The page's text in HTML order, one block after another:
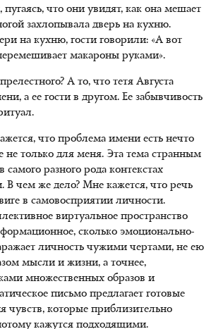
что они увидят, как она мешает
захлопывала дверь на кухню.
на кухню, гости говорили: «А вот
макароны руками».
А то, что тетя Августа
а ее гости в другом. Ее забывчивость
что проблема имени есть нечто
не только для меня. Эта тема странным
самого разного рода контекстах
В чем же дело? Мне кажется, что речь
в самовосприятии личности.
виртуальное пространство
сколько эмоционально-
личность чужими чертами, не ею
мысли и жизни, а точнее,
множественных образов и
письмо предлагает готовые
которые приблизительно
кажутся подходящими.